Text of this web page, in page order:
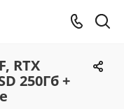
RTX
250Гб +